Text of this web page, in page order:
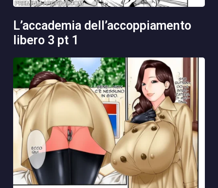
l’accademia dell’accoppiamento
libero 3 pt 1